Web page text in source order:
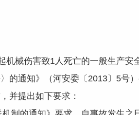
械伤害致1人死亡的一般生产安
的通知》（河安委〔2013〕5号
并提出如下要求：